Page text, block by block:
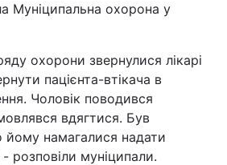
Муніципальна охорона у
охорони звернулися лікарі
пацієнта-втікача в
Чоловік поводився
вдягтися. Був
намагалися надати
розповіли муніципали.